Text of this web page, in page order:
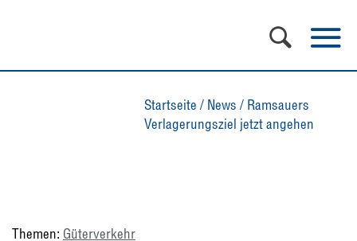
Startseite / News / Ramsauers
Verlagerungsziel jetzt angehen
Themen: Güterverkehr